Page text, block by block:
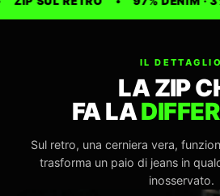
IL DETTAGLIO
LA ZIP
FA LA
Sul retro, una cerniera vera,
trasforma un paio di jeans in
inosservato.